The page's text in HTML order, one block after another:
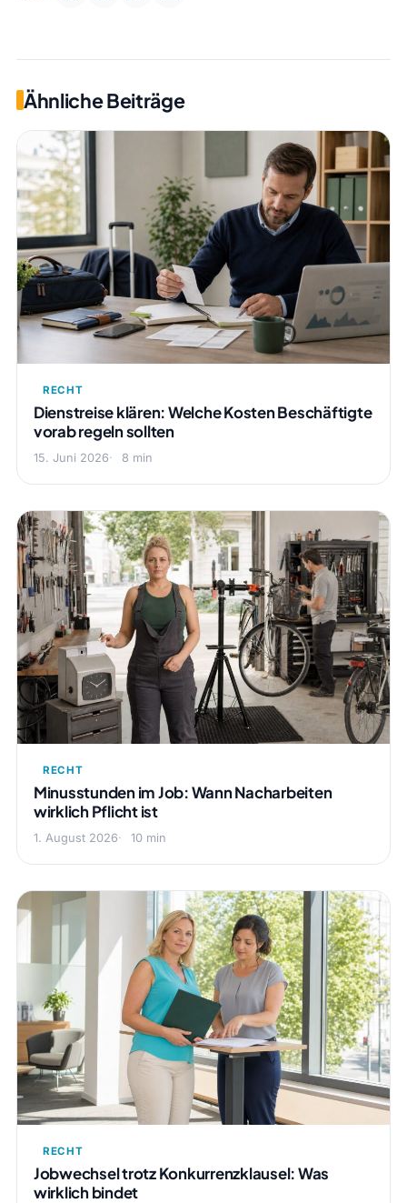
Ähnliche Beiträge
RECHT
Dienstreise klären: Welche Kosten Beschäftigte
vorab regeln sollten
15. Juni 2026 8 min
RECHT
Minusstunden im Job: Wann Nacharbeiten
wirklich Pflicht ist
1. August 2026 10 min
RECHT
Jobwechsel trotz Konkurrenzklausel: Was
wirklich bindet